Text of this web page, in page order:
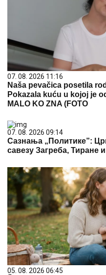
07. 08. 2026 11:16
Naša pevačica posetila
Pokazala kuću u kojoj je
MALO KO ZNA (FOTO
07. 08. 2026 09:14
Сазнања „Политике”:
савезу Загреба, Тиране
05. 08. 2026 06:45